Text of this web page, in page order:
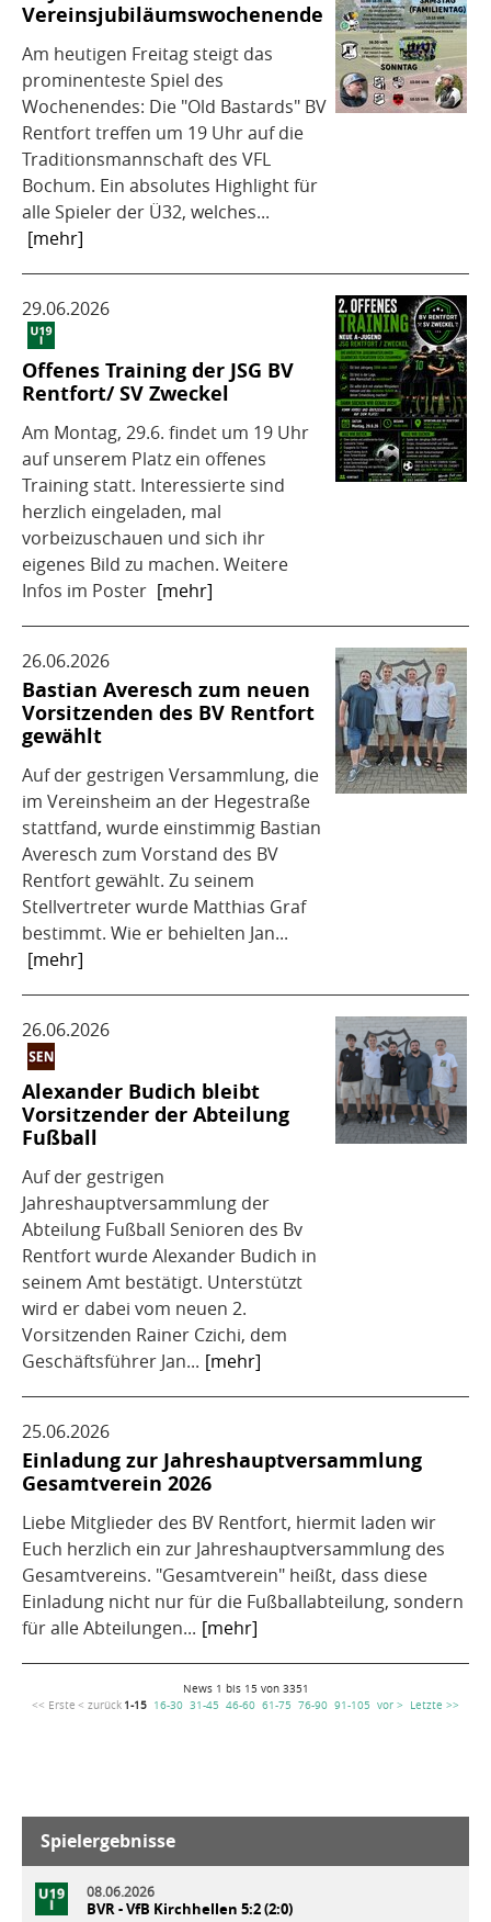
Vereinsjubiläumswochenende
Am heutigen Freitag steigt das
prominenteste Spiel des
Wochenendes: Die "Old Bastards" BV
Rentfort treffen um 19 Uhr auf die
Traditionsmannschaft des VFL
Bochum. Ein absolutes Highlight für
alle Spieler der Ü32, welches...
[mehr]
29.06.2026
Offenes Training der JSG BV
Rentfort/ SV Zweckel
Am Montag, 29.6. findet um 19 Uhr
auf unserem Platz ein offenes
Training statt. Interessierte sind
herzlich eingeladen, mal
vorbeizuschauen und sich ihr
eigenes Bild zu machen. Weitere
Infos im Poster [mehr]
26.06.2026
Bastian Averesch zum neuen
Vorsitzenden des BV Rentfort
gewählt
Auf der gestrigen Versammlung, die
im Vereinsheim an der Hegestraße
stattfand, wurde einstimmig Bastian
Averesch zum Vorstand des BV
Rentfort gewählt. Zu seinem
Stellvertreter wurde Matthias Graf
bestimmt. Wie er behielten Jan...
[mehr]
26.06.2026
Alexander Budich bleibt
Vorsitzender der Abteilung
Fußball
Auf der gestrigen
Jahreshauptversammlung der
Abteilung Fußball Senioren des Bv
Rentfort wurde Alexander Budich in
seinem Amt bestätigt. Unterstützt
wird er dabei vom neuen 2.
Vorsitzenden Rainer Czichi, dem
Geschäftsführer Jan... [mehr]
25.06.2026
Einladung zur Jahreshauptversammlung
Gesamtverein 2026
Liebe Mitglieder des BV Rentfort, hiermit laden wir
Euch herzlich ein zur Jahreshauptversammlung des
Gesamtvereins. "Gesamtverein" heißt, dass diese
Einladung nicht nur für die Fußballabteilung, sondern
für alle Abteilungen... [mehr]
News 1 bis 15 von 3351
<< Erste < zurück 1-15 16-30 31-45 46-60 61-75 76-90 91-105 vor > Letzte >>
Spielergebnisse
08.06.2026
BVR - VfB Kirchhellen 5:2 (2:0)